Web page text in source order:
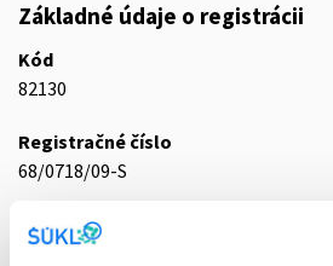
Základné údaje o registrácii
Kód
82130
Registračné číslo
68/0718/09-S
Doplnok
cps dur 30x60 mg (blis.OPA/Al/PVC/Al)